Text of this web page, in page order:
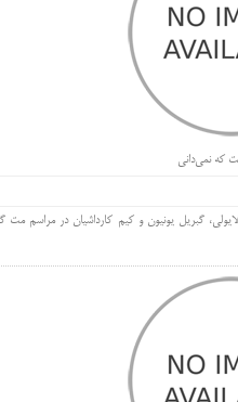
که نمی‌دانی
گبریل یونیون و کیم کارداشیان در مراسم مت